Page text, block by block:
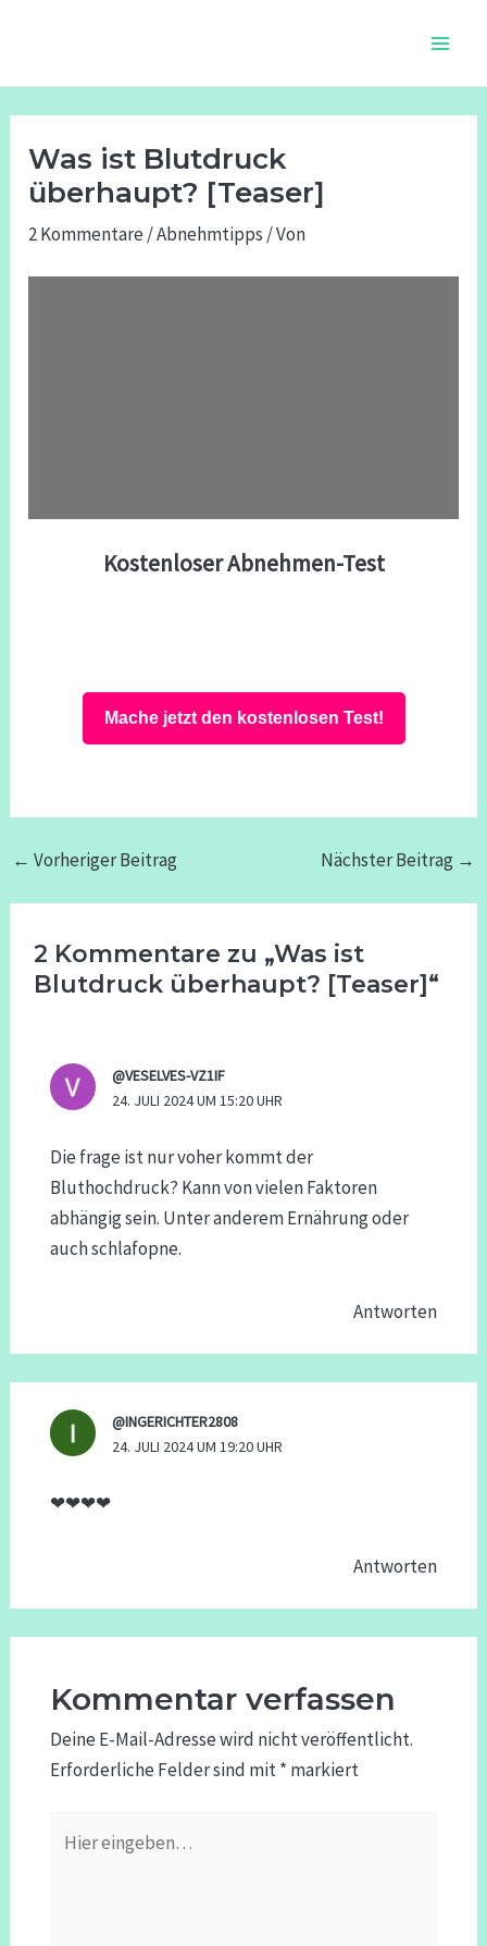
Was ist Blutdruck
überhaupt? [Teaser]
2 Kommentare /Abnehmtipps / Von
Kostenloser Abnehmen-Test
Mache jetzt den kostenlosen Test!
← Vorheriger Beitrag Nächster Beitrag →
2 Kommentare zu „Was ist
Blutdruck überhaupt? [Teaser]“
@VESELVES-VZ1IF
24. JULI 2024 UM 15:20 UHR
Die frage ist nur voher kommt der
Bluthochdruck? Kann von vielen Faktoren
abhängig sein. Unter anderem Ernährung oder
auch schlafopne.
Antworten
@INGERICHTER2808
24. JULI 2024 UM 19:20 UHR
❤❤❤❤
Antworten
Kommentar verfassen
Deine E-Mail-Adresse wird nicht veröffentlicht.
Erforderliche Felder sind mit* markiert
eingeben…